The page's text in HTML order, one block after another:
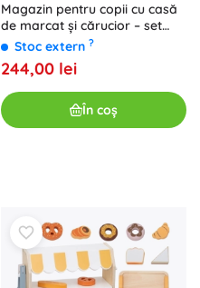
Magazin pentru copii cu casă
de marcat și cărucior – set
supermarket 60 piese
Stoc extern ?
244,00 lei
În coș